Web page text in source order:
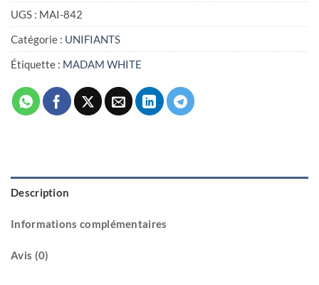
UGS : MAI-842
Catégorie : UNIFIANTS
Étiquette : MADAM WHITE
Description
Informations complémentaires
Avis (0)